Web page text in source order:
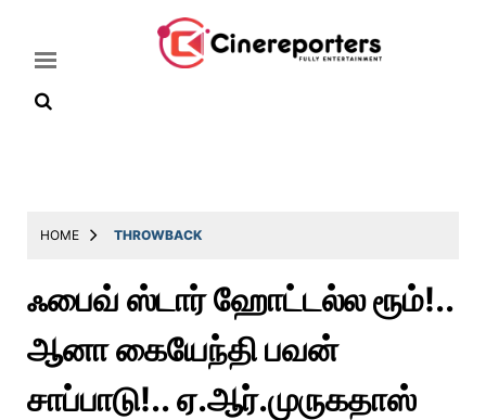
Latest
Throwback
Television
Reviews
HOME THROWBACK
ஃபைவ் ஸ்டார் ஹோட்டல்ல ரூம்!..
ஆனா கையேந்தி பவன்
சாப்பாடு!.. ஏ.ஆர்.முருகதாஸ்